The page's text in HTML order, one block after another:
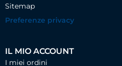
Sitemap
Preferenze privacy
IL MIO ACCOUNT
I miei ordini